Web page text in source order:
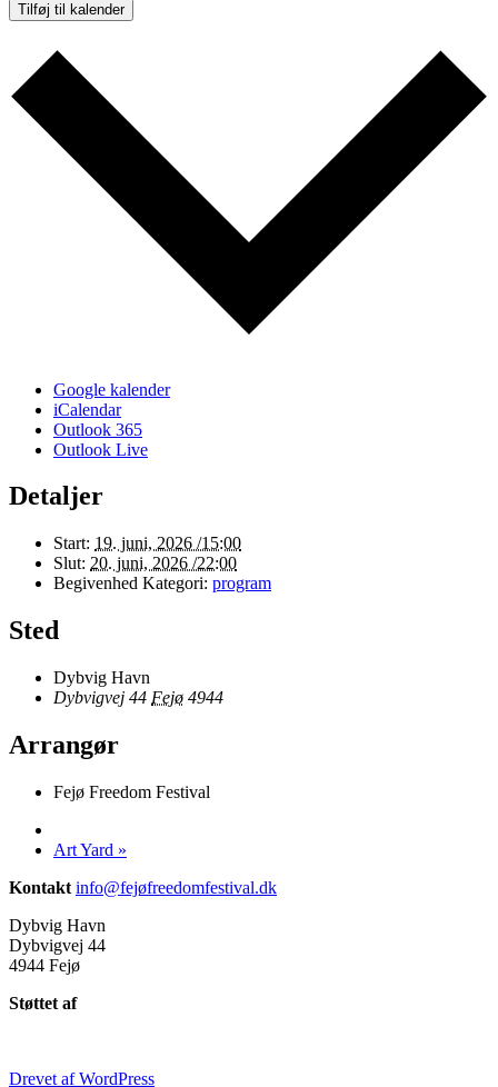
Tilføj til kalender
Google kalender
iCalendar
Outlook 365
Outlook Live
Detaljer
Start: 19. juni, 2026 /15:00
Slut: 20. juni, 2026 /22:00
Begivenhed Kategori: program
Sted
Dybvig Havn
Dybvigvej 44 Fejø 4944
Arrangør
Fejø Freedom Festival
Art Yard »
Kontakt info@fejøfreedomfestival.dk
Dybvig Havn
Dybvigvej 44
4944 Fejø
Støttet af
Drevet af WordPress